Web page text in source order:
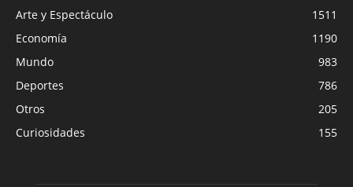
Arte y Espectáculo
1511
Economía
1190
Mundo
983
Deportes
786
Otros
205
Curiosidades
155